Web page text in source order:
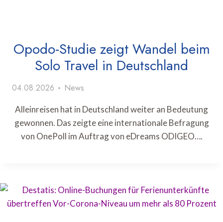
Opodo-Studie zeigt Wandel beim
Solo Travel in Deutschland
04.08.2026 News
Alleinreisen hat in Deutschland weiter an Bedeutung
gewonnen. Das zeigte eine internationale Befragung
von OnePoll im Auftrag von eDreams ODIGEO….